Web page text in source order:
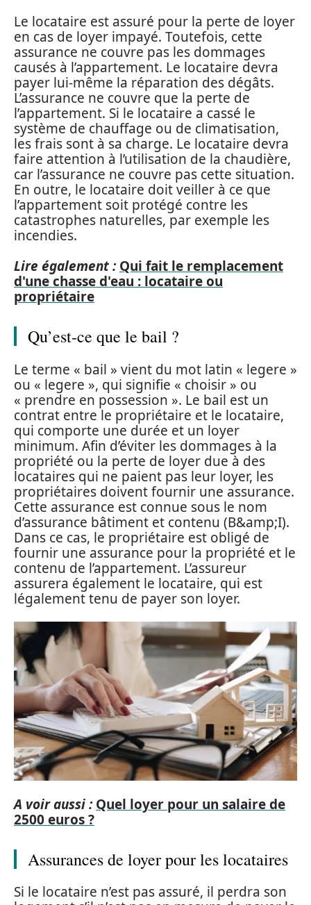
Le locataire est assuré pour la perte de loyer
en cas de loyer impayé. Toutefois, cette
assurance ne couvre pas les dommages
causés à l’appartement. Le locataire devra
payer lui-même la réparation des dégâts.
L’assurance ne couvre que la perte de
l’appartement. Si le locataire a cassé le
système de chauffage ou de climatisation,
les frais sont à sa charge. Le locataire devra
faire attention à l’utilisation de la chaudière,
car l’assurance ne couvre pas cette situation.
En outre, le locataire doit veiller à ce que
l’appartement soit protégé contre les
catastrophes naturelles, par exemple les
incendies.
Lire également : Qui fait le remplacement
d'une chasse d'eau : locataire ou
propriétaire
Qu’est-ce que le bail ?
Le terme « bail » vient du mot latin « legere »
ou « legere », qui signifie « choisir » ou
« prendre en possession ». Le bail est un
contrat entre le propriétaire et le locataire,
qui comporte une durée et un loyer
minimum. Afin d’éviter les dommages à la
propriété ou la perte de loyer due à des
locataires qui ne paient pas leur loyer, les
propriétaires doivent fournir une assurance.
Cette assurance est connue sous le nom
d’assurance bâtiment et contenu (B&amp;I).
Dans ce cas, le propriétaire est obligé de
fournir une assurance pour la propriété et le
contenu de l’appartement. L’assureur
assurera également le locataire, qui est
légalement tenu de payer son loyer.
A voir aussi : Quel loyer pour un salaire de
2500 euros ?
Assurances de loyer pour les locataires
Si le locataire n’est pas assuré, il perdra son